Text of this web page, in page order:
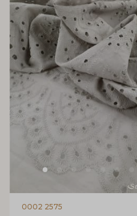
0002 2575